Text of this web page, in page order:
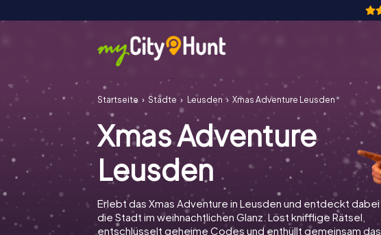
Startseite Städte Leusden Xmas Adventure Leusden
Xmas Adventure
Leusden
Erlebt das Xmas Adventure in Leusden und entdeckt dabei
die Stadt im weihnachtlichen Glanz. Löst knifflige Rätsel,
entschlüsselt geheime Codes und enthüllt gemeinsam das